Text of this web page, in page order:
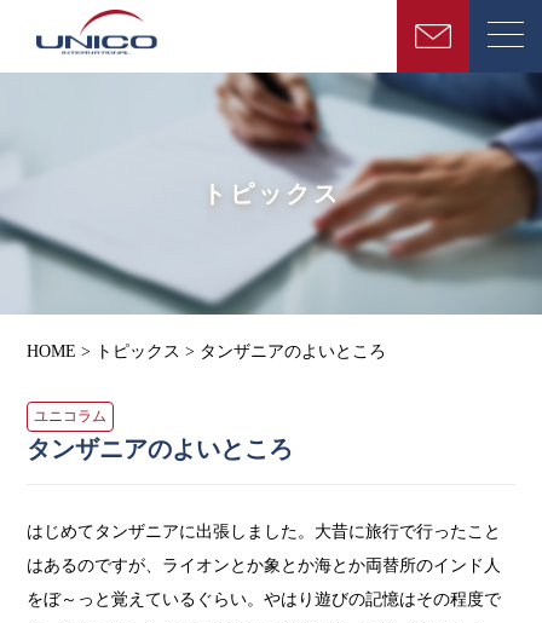
トピックス
HOME > トピックス > タンザニアのよいところ
ユニコラム
タンザニアのよいところ
はじめてタンザニアに出張しました。大昔に旅行で行ったこと
はあるのですが、ライオンとか象とか海とか両替所のインド人
をぼ～っと覚えているぐらい。やはり遊びの記憶はその程度で